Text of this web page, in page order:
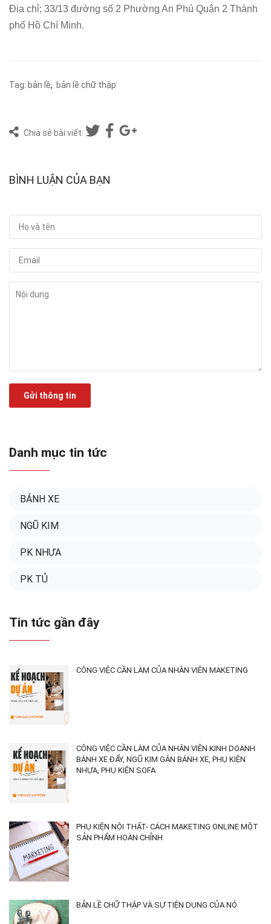
Địa chỉ; 33/13 đường số 2 Phường An Phú Quận 2 Thành
phố Hồ Chí Minh.
Tag: bản lề, bản lề chữ thập
Chia sẻ bài viết:
BÌNH LUẬN CỦA BẠN
Gửi thông tin
Danh mục tin tức
BÁNH XE
NGŨ KIM
PK NHỰA
PK TỦ
Tin tức gần đây
CÔNG VIỆC CẦN LÀM CỦA NHÂN VIÊN MAKETING
CÔNG VIỆC CẦN LÀM CỦA NHÂN VIÊN KINH DOANH
BÁNH XE ĐẨY, NGŨ KIM GẮN BÁNH XE, PHỤ KIỆN
NHỰA, PHỤ KIỆN SOFA
PHỤ KIỆN NỘI THẤT- CÁCH MAKETING ONLINE MỘT
SẢN PHẨM HOÀN CHỈNH
BẢN LỀ CHỮ THẬP VÀ SỰ TIỆN DỤNG CỦA NÓ